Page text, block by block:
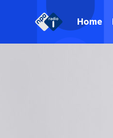
Home